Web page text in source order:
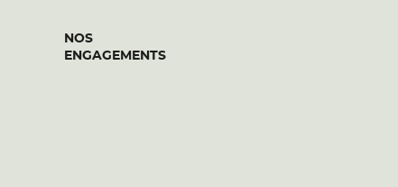
NOS
ENGAGEMENTS